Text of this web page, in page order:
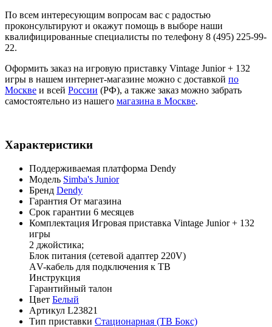
По всем интересующим вопросам вас с радостью
проконсультируют и окажут помощь в выборе наши
квалифицированные специалисты по телефону 8 (495) 225-99-
22.
Оформить заказ на игровую приставку Vintage Junior + 132
игры в нашем интернет-магазине можно с доставкой по
Москве и всей России (РФ), а также заказ можно забрать
самостоятельно из нашего магазина в Москве.
Характеристики
Поддерживаемая платформа Dendy
Модель Simba's Junior
Бренд Dendy
Гарантия От магазина
Срок гарантии 6 месяцев
Комплектация Игровая приставка Vintage Junior + 132
игры
2 джойстика;
Блок питания (сетевой адаптер 220V)
АV-кабель для подключения к ТВ
Инструкция
Гарантийный талон
Цвет Белый
Артикул L23821
Тип приставки Стационарная (ТВ Бокс)